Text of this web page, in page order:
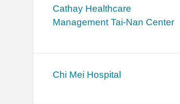
Cathay Healthcare
Management Tai-Nan Center
Chi Mei Hospital